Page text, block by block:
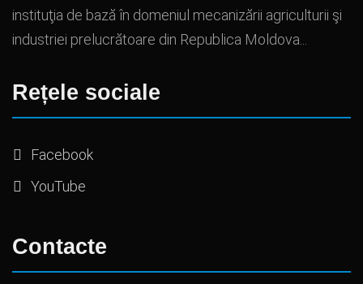
instituţia de bază în domeniul mecanizării agriculturii şi
industriei prelucrătoare din Republica Moldova...
Rețele sociale
Facebook
YouTube
Contacte